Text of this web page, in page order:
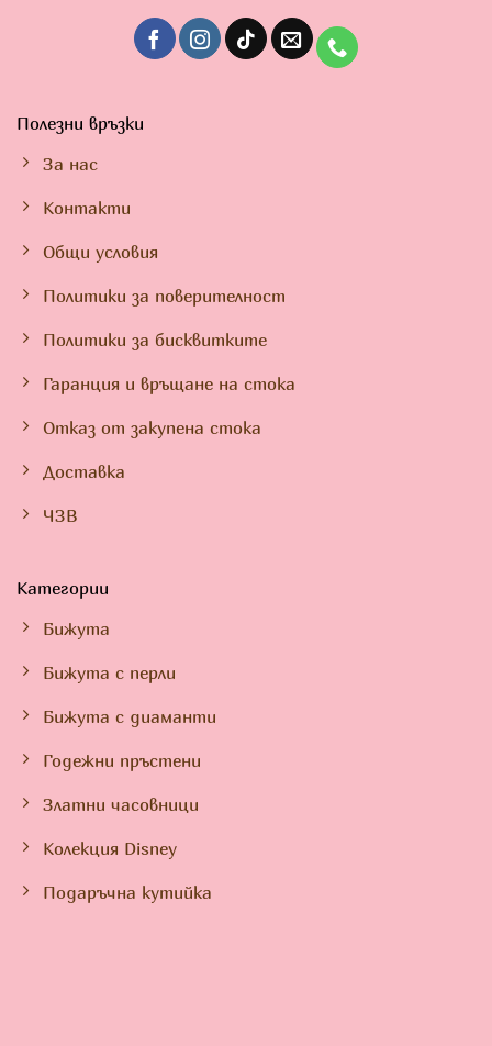
Полезни връзки
За нас
Контакти
Общи условия
Политики за поверителност
Политики за бисквитките
Гаранция и връщане на стока
Отказ от закупена стока
Доставка
ЧЗВ
Категории
Бижута
Бижута с перли
Бижута с диаманти
Годежни пръстени
Златни часовници
Колекция Disney
Подаръчна кутийка